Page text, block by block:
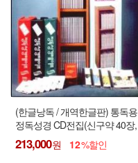
(한글낭독 / 개역한글판) 통독용
정독성경 CD전집(신구약 40장,
장식장 미포함) + Tape(신구약
38개)
213,000 12